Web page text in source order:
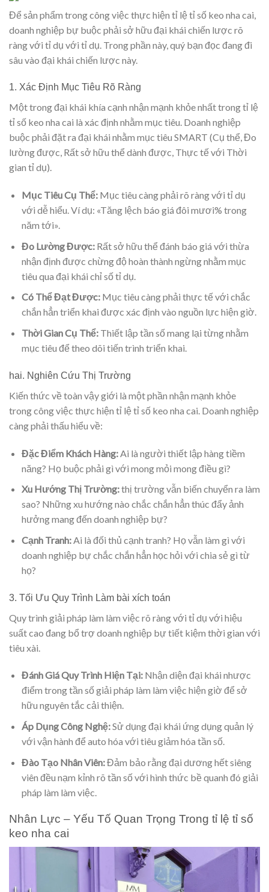
Để sản phẩm trong công việc thực hiện tỉ lệ tỉ số keo nha cai,
doanh nghiệp bự buộc phải sở hữu đại khái chiến lược rõ
ràng với tỉ dụ với tỉ dụ. Trong phần này, quý bạn đọc đang đi
sâu vào đại khái chiến lược này.
1. Xác Định Mục Tiêu Rõ Ràng
Một trong đại khái khía cạnh nhận mạnh khỏe nhất trong tỉ lệ
tỉ số keo nha cai là xác định nhằm mục tiêu. Doanh nghiệp
buộc phải đặt ra đại khái nhằm mục tiêu SMART (Cụ thể, Đo
lường được, Rất sở hữu thể dành được, Thực tế với Thời
gian tỉ dụ).
Mục Tiêu Cụ Thể:Mục tiêu càng phải rõ ràng với tỉ dụ
với dễ hiểu. Ví dụ: «Tăng lệch báo giá đôi mươi% trong
năm tới».
Đo Lường Được:Rất sở hữu thể đánh báo giá với thừa
nhận định được chừng độ hoàn thành ngừng nhằm mục
tiêu qua đại khái chỉ số tỉ dụ.
Có Thể Đạt Được:Mục tiêu càng phải thực tế với chắc
chắn hẳn triển khai được xác định vào nguồn lực hiện giờ.
Thời Gian Cụ Thể:Thiết lập tần số mang lại từng nhằm
mục tiêu để theo dõi tiến trình triển khai.
hai. Nghiên Cứu Thị Trường
Kiến thức về toàn vậy giới là một phần nhận mạnh khỏe
trong công việc thực hiện tỉ lệ tỉ số keo nha cai. Doanh nghiệp
càng phải thấu hiểu về:
Đặc Điểm Khách Hàng:Ai là người thiết lập hàng tiềm
năng? Họ buộc phải gì với mong mỏi mong điều gì?
Xu Hướng Thị Trường:thị trường vẫn biến chuyển ra làm
sao? Những xu hướng nào chắc chắn hẳn thúc đẩy ảnh
hưởng mang đến doanh nghiệp bự?
Cạnh Tranh:Ai là đối thủ cạnh tranh? Họ vẫn làm gì với
doanh nghiệp bự chắc chắn hẳn học hỏi với chia sẻ gì từ
họ?
3. Tối Ưu Quy Trình Làm bài xích toán
Quy trình giải pháp làm làm việc rõ ràng với tỉ dụ với hiệu
suất cao đang bổ trợ doanh nghiệp bự tiết kiệm thời gian với
tiêu xài.
Đánh Giá Quy Trình Hiện Tại:Nhận diện đại khái nhược
điểm trong tần số giải pháp làm làm việc hiện giờ để sở
hữu nguyên tắc cải thiện.
Áp Dụng Công Nghệ:Sử dụng đại khái ứng dụng quản lý
với vận hành để auto hóa với tiêu giảm hóa tần số.
Đào Tạo Nhân Viên:Đảm bảo rằng đại dương hết siêng
viên đều nạm kỉnh rõ tần số với hình thức bề quanh đó giải
pháp làm làm việc.
Nhân Lực – Yếu Tố Quan Trọng Trong tỉ lệ tỉ số
keo nha cai